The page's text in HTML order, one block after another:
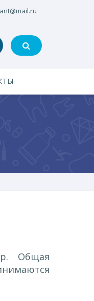
Общая